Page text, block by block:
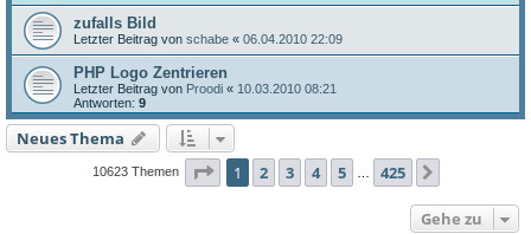
zufalls Bild
Letzter Beitrag von schabe « 06.04.2010 22:09
PHP Logo Zentrieren
Letzter Beitrag von Proodi « 10.03.2010 08:21
Antworten: 9
Neues Thema
10623 Themen Seite 1von 425
1 2 3 4 5 425
Gehe zu